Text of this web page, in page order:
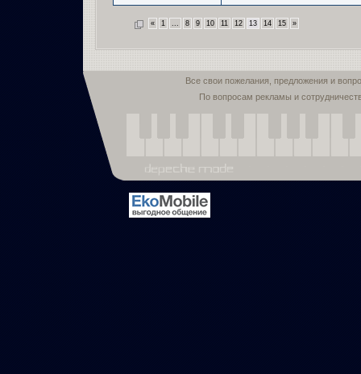
« 1 ... 8 9 10 11 12 13 14 15 »
Все свои пожелания, предложения и
По вопросам рекламы и